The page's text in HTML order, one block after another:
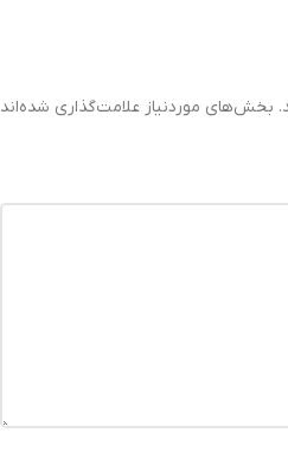
بخش‌های موردنیاز علامت‌گذاری شده‌اند